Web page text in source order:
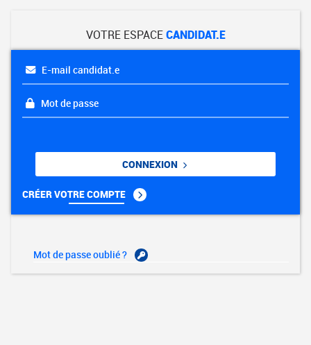
VOTRE ESPACECANDIDAT.E
E-mail candidat.e
Mot de passe
CONNEXION
CRÉER VOTRE COMPTE
Mot de passe oublié ?